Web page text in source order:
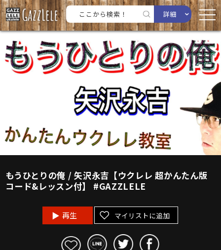
詳細
もうひとりの俺 / 矢沢永吉【ウクレレ 超かんたん版
コード&レッスン付】 #GAZZLELE
再生 マイリストに追加